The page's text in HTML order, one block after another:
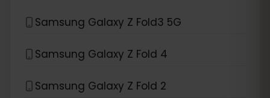
Samsung Galaxy Z Fold3 5G
Samsung Galaxy Z Fold 4
Samsung Galaxy Z Fold 2